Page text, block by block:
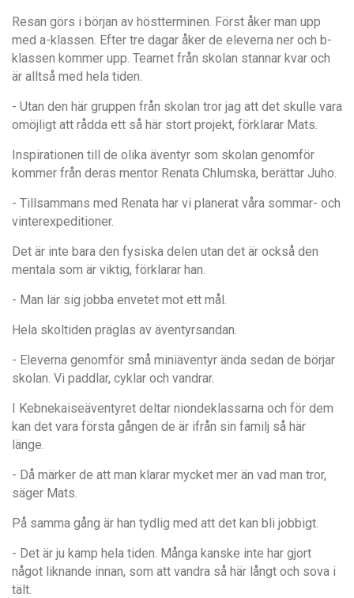
Resan görs i början av höstterminen. Först åker man upp
med a-klassen. Efter tre dagar åker de eleverna ner och b-
klassen kommer upp. Teamet från skolan stannar kvar och
är alltså med hela tiden.
- Utan den här gruppen från skolan tror jag att det skulle vara
omöjligt att rådda ett så här stort projekt, förklarar Mats.
Inspirationen till de olika äventyr som skolan genomför
kommer från deras mentor Renata Chlumska, berättar Juho.
- Tillsammans med Renata har vi planerat våra sommar- och
vinterexpeditioner.
Det är inte bara den fysiska delen utan det är också den
mentala som är viktig, förklarar han.
- Man lär sig jobba envetet mot ett mål.
Hela skoltiden präglas av äventyrsandan.
- Eleverna genomför små miniäventyr ända sedan de börjar
skolan. Vi paddlar, cyklar och vandrar.
I Kebnekaiseäventyret deltar niondeklassarna och för dem
kan det vara första gången de är ifrån sin familj så här
länge.
- Då märker de att man klarar mycket mer än vad man tror,
säger Mats.
På samma gång är han tydlig med att det kan bli jobbigt.
- Det är ju kamp hela tiden. Många kanske inte har gjort
något liknande innan, som att vandra så här långt och sova i
tält.